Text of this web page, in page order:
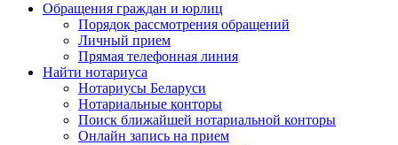
Обращения граждан и юрлиц
Порядок рассмотрения обращений
Личный прием
Прямая телефонная линия
Найти нотариуса
Нотариусы Беларуси
Нотариальные конторы
Поиск ближайшей нотариальной конторы
Онлайн запись на прием